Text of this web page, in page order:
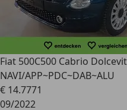
Fiat 500C500 Cabrio
NAVI/APP~PDC~DAB~ALU
€ 14.7771
09/2022